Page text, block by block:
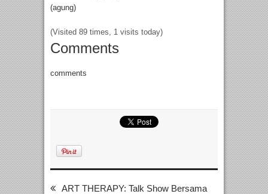
(agung)
(Visited 89 times, 1 visits today)
Comments
comments
ART THERAPY: Talk Show Bersama